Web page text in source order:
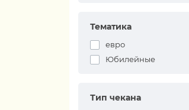
Тематика
евро
Юбилейные
Тип чекана